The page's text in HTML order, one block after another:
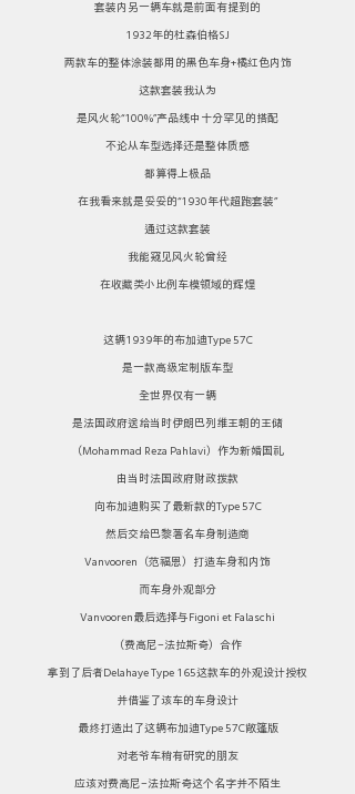
套装内另一辆车就是前面有提到的
1932年的杜森伯格SJ
两款车的整体涂装都用的黑色车身+橘红色内饰
这款套装我认为
是风火轮“100%”产品线中十分罕见的搭配
不论从车型选择还是整体质感
都算得上极品
在我看来就是妥妥的“1930年代超跑套装”
通过这款套装
我能窥见风火轮曾经
在收藏类小比例车模领域的辉煌
这辆1939年的布加迪Type 57C
是一款高级定制版车型
全世界仅有一辆
是法国政府送给当时伊朗巴列维王朝的王储
（Mohammad Reza Pahlavi）作为新婚国礼
由当时法国政府财政拨款
向布加迪购买了最新款的Type 57C
然后交给巴黎著名车身制造商
Vanvooren（范福恩）打造车身和内饰
而车身外观部分
Vanvooren最后选择与Figoni et Falaschi
（费高尼-法拉斯奇）合作
拿到了后者Delahaye Type 165这款车的外观设计授权
并借鉴了该车的车身设计
最终打造出了这辆布加迪Type 57C敞篷版
对老爷车稍有研究的朋友
应该对费高尼-法拉斯奇这个名字并不陌生